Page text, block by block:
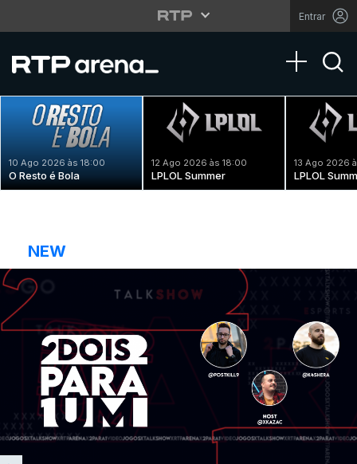
Entrar
Toggle
10 Ago 2026 às 18:00
O Resto é Bola
12 Ago 2026 às 18:00
LPLOL Summer
13 Ago 2026
LPLOL
NEW